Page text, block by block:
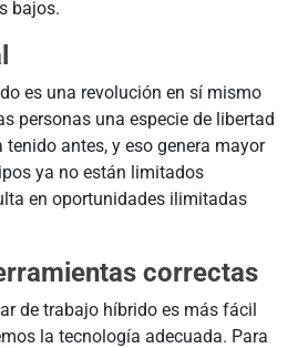
bajos.
es una revolución en sí mismo
personas una especie de libertad
antes, y eso genera mayor
ya no están limitados
en oportunidades ilimitadas
correctas
de trabajo híbrido es más fácil
la tecnología adecuada. Para